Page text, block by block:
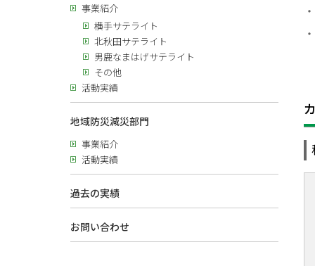
事業紹介
横手サテライト
北秋田サテライト
男鹿なまはげサテライト
その他
活動実績
地域防災減災部門
事業紹介
活動実績
過去の実績
お問い合わせ
・
・